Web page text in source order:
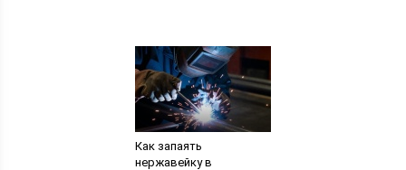
Как запаять
нержавейку в